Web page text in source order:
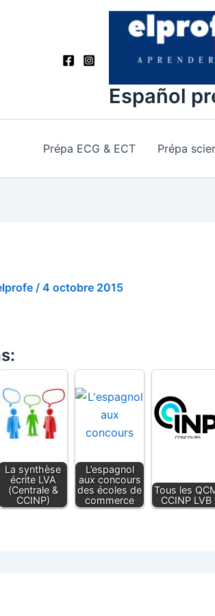
Español
Prépa ECG & ECT Prépa
/ 4 octobre 2015
La synthèse
écrite LVA
(Centrale &
CCINP)
L’espagnol
aux concours
des écoles de
commerce
Tous les
CCINP LVB